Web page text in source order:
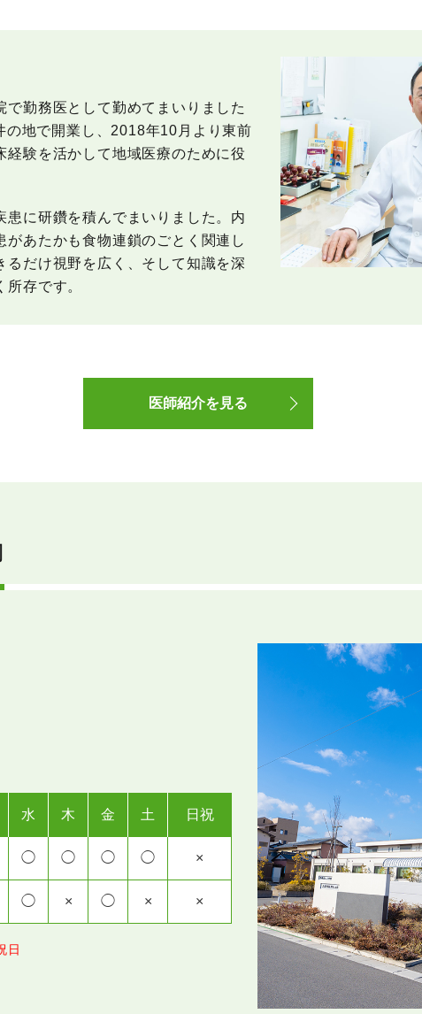
勤務医として勤めてまいりました
地で開業し、2018年10月より東前
経験を活かして地域医療のために役
患に研鑽を積んでまいりました。内
あたかも食物連鎖のごとく関連し
るだけ視野を広く、そして知識を深
存です。
医師紹介を見る
水 木 金 土 日祝
◯ ◯ ◯ ◯ ×
◯ × ◯ × ×
日